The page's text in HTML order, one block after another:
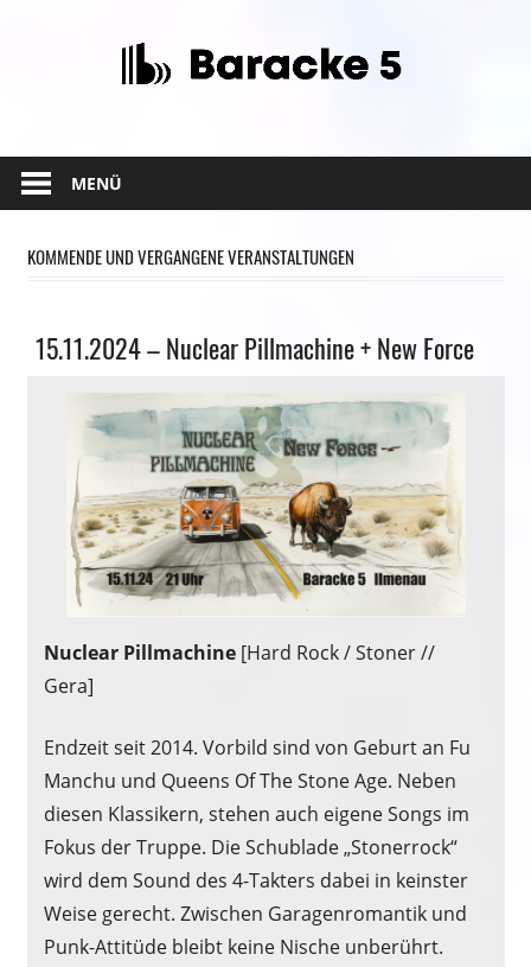
MENÜ
KOMMENDE UND VERGANGENE VERANSTALTUNGEN
Allgemein
15.11.2024 – Nuclear Pillmachine + New Force
Nuclear Pillmachine[Hard Rock / Stoner //
Gera]
Endzeit seit 2014. Vorbild sind von Geburt an Fu
Manchu und Queens Of The Stone Age. Neben
diesen Klassikern, stehen auch eigene Songs im
Fokus der Truppe. Die Schublade „Stonerrock“
wird dem Sound des 4-Takters dabei in keinster
Weise gerecht. Zwischen Garagenromantik und
Punk-Attitüde bleibt keine Nische unberührt.